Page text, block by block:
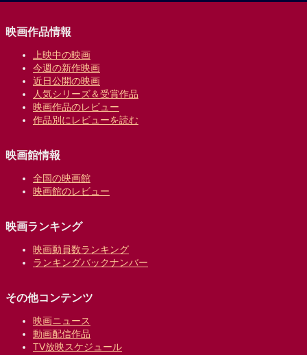
映画作品情報
上映中の映画
今週の新作映画
近日公開の映画
人気シリーズ＆受賞作品
映画作品のレビュー
作品別にレビューを読む
映画館情報
全国の映画館
映画館のレビュー
映画ランキング
映画動員数ランキング
ランキングバックナンバー
その他コンテンツ
映画ニュース
動画配信作品
TV放映スケジュール